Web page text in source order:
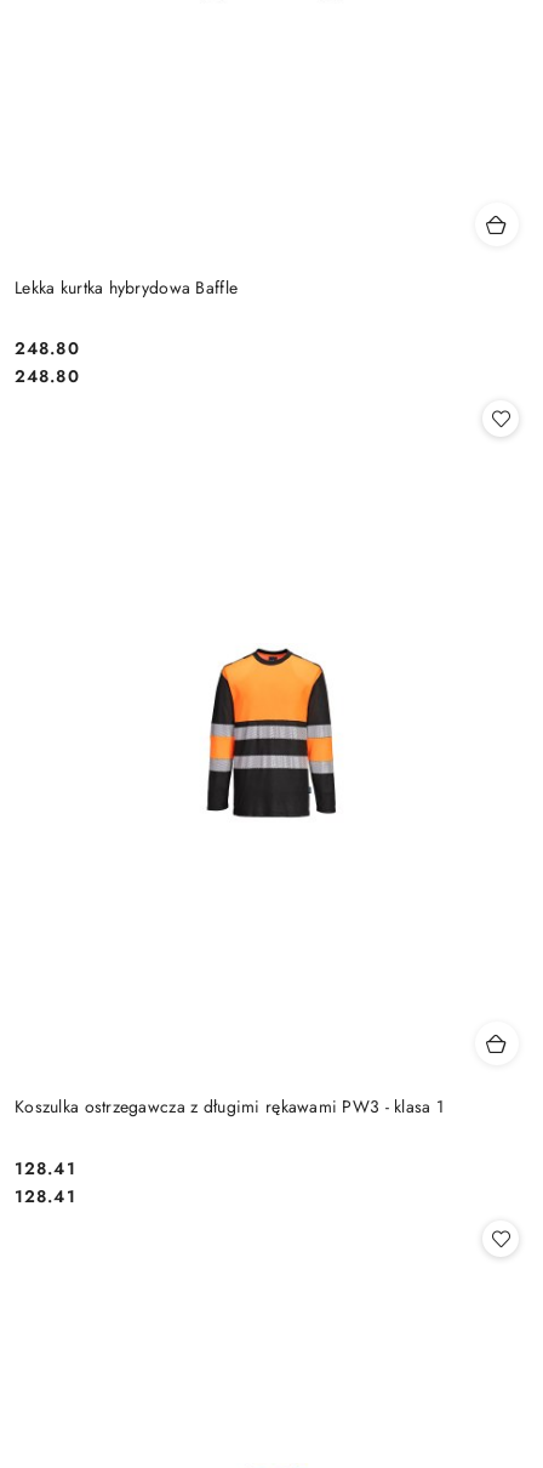
Lekka kurtka hybrydowa Baffle
Cena:
248.80
Cena:
248.80
Koszulka ostrzegawcza z długimi rękawami PW3 - klasa 1
Cena:
128.41
Cena:
128.41